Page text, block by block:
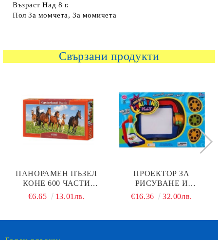
Възраст Над 8 г.
Пол За момчета, За момичета
Свързани продукти
ПАНОРАМЕН ПЪЗЕЛ
КОНЕ 600 ЧАСТИ
CASTORLAND B-060351
€6.65 13.01лв.
ПРОЕКТОР ЗА
РИСУВАНЕ И
ОЦВЕТЯВАНЕ
€16.36 32.00лв.